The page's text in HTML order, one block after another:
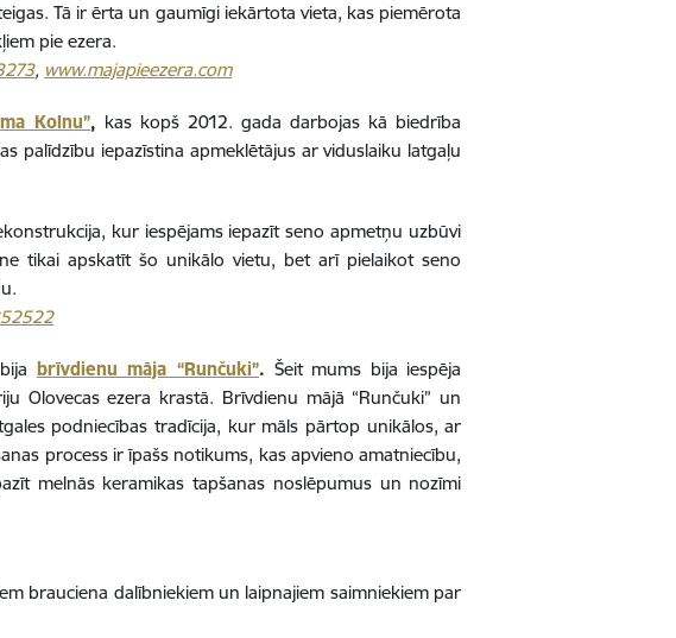
Tā ir ērta un gaumīgi iekārtota vieta, kas piemērota
pie ezera.
, www.majapieezera.com
Kolnu”, kas kopš 2012. gada darbojas kā biedrība
palīdzību iepazīstina apmeklētājus ar viduslaiku latgaļu
kur iespējams iepazīt seno apmetņu uzbūvi
tikai apskatīt šo unikālo vietu, bet arī pielaikot seno
brīvdienu māja “Runčuki”. Šeit mums bija iespēja
Olovecas ezera krastā. Brīvdienu mājā “Runčuki” un
podniecības tradīcija, kur māls pārtop unikālos, ar
process ir īpašs notikums, kas apvieno amatniecību,
melnās keramikas tapšanas noslēpumus un nozīmi
brauciena dalībniekiem un laipnajiem saimniekiem par